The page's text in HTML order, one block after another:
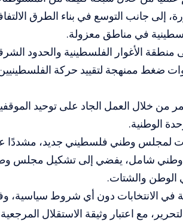
التي تجاوز عددها 180 بؤرة، إلى جانب التوسع في بناء
في مناطق معزولة.
الأغوار الفلسطينية والحدود
ضغط ممنهجة لتقييد حركة
من خلال العمل الجاد على توحيد
الوطنية.
لمجلس وطني فلسطيني جديد، مشددًا
وطني شامل، يفضي إلى تشكيل مجلس
والشتات.
الانتخابات دون أي شروط سياسية،
مع اعتبار وثيقة الاستقلال